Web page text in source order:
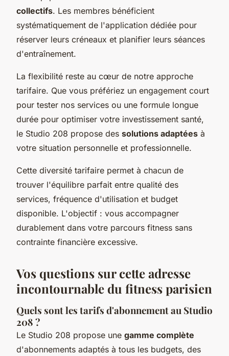
collectifs. Les membres bénéficient
systématiquement de l'application dédiée pour
réserver leurs créneaux et planifier leurs séances
d'entraînement.
La flexibilité reste au cœur de notre approche
tarifaire. Que vous préfériez un engagement court
pour tester nos services ou une formule longue
durée pour optimiser votre investissement santé,
le Studio 208 propose des solutions adaptées à
votre situation personnelle et professionnelle.
Cette diversité tarifaire permet à chacun de
trouver l'équilibre parfait entre qualité des
services, fréquence d'utilisation et budget
disponible. L'objectif : vous accompagner
durablement dans votre parcours fitness sans
contrainte financière excessive.
Vos questions sur cette adresse
incontournable du fitness parisien
Quels sont les tarifs d'abonnement au Studio
208 ?
Le Studio 208 propose une gamme complète
d'abonnements adaptés à tous les budgets, des